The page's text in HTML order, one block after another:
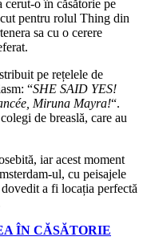
cerut-o în căsătorie pe
pentru rolul Thing din
sa cu o cerere
pe rețelele de
“SHE SAID YES!
Miruna Mayra!“.
de breaslă, care au
iar acest moment
ul, cu peisajele
a fi locația perfectă
ÎN CĂSĂTORIE